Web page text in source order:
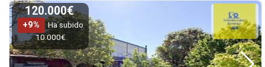
120.000€
+9%
Ha subido
10.000€